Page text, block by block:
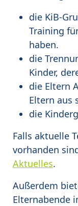
die KiB-
Training
haben.
die
Kinder,
die Eltern
Eltern aus
die
Falls aktuelle
vorhanden
Aktuelles.
Außerdem
Elternabende